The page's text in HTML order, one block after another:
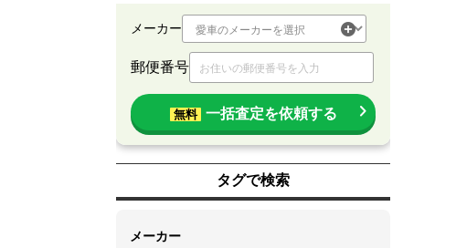
メーカー
郵便番号
無料 一括査定を依頼する
タグで検索
メーカー